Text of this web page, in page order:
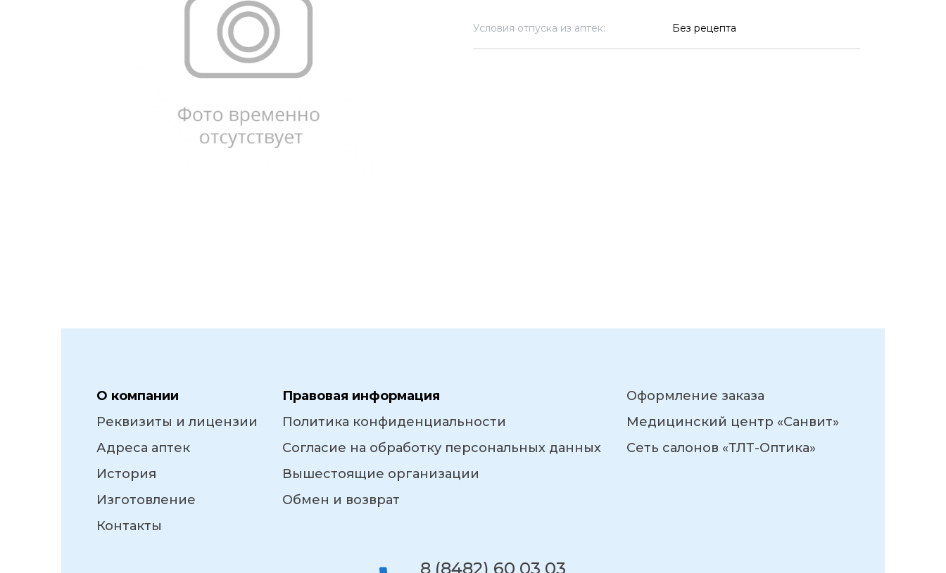
Условия отпуска из аптек: Без рецепта
О компании
Реквизиты и лицензии
Адреса аптек
История
Изготовление
Контакты
Правовая информация
Политика конфиденциальности
Согласие на обработку персональных данных
Вышестоящие организации
Обмен и возврат
Оформление заказа
Медицинский центр «Санвит»
Сеть салонов «ТЛТ-Оптика»
8 (8482) 60 03 03